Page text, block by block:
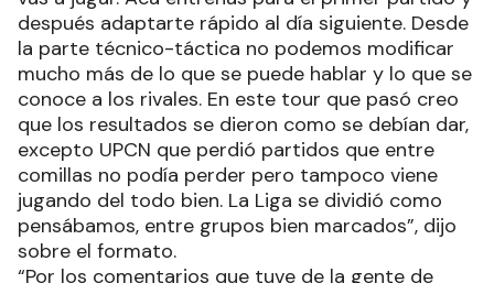
después adaptarte rápido al día siguiente. Desde
la parte técnico-táctica no podemos modificar
mucho más de lo que se puede hablar y lo que se
conoce a los rivales. En este tour que pasó creo
que los resultados se dieron como se debían dar,
excepto UPCN que perdió partidos que entre
comillas no podía perder pero tampoco viene
jugando del todo bien. La Liga se dividió como
pensábamos, entre grupos bien marcados”, dijo
sobre el formato.
“Por los comentarios que tuve de la gente de